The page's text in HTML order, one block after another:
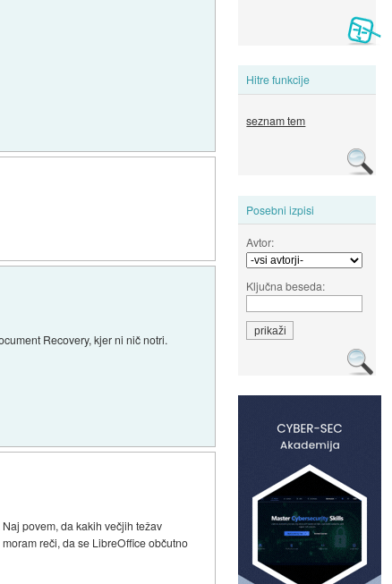
Hitre funkcije
seznam tem
Posebni izpisi
Avtor:
Ključna beseda:
Recovery, kjer ni nič notri.
povem, da kakih večjih težav
reči, da se LibreOffice občutno